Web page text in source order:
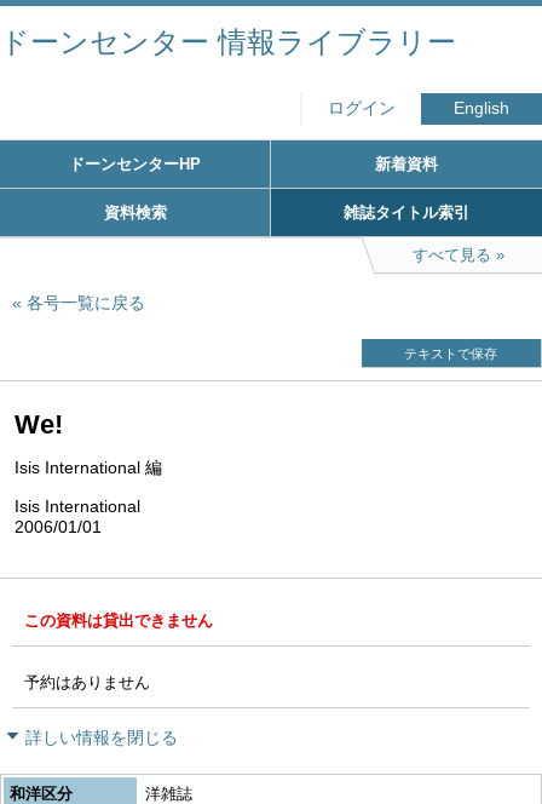
ドーンセンター 情報ライブラリー
ログイン English
ドーンセンターHP 新着資料
資料検索 雑誌タイトル索引
すべて見る
各号一覧に戻る
テキストで保存
We!
Isis International 編
Isis International
2006/01/01
この資料は貸出できません
予約はありません
詳しい情報を閉じる
和洋区分
洋雑誌